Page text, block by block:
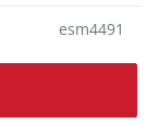
esm4491